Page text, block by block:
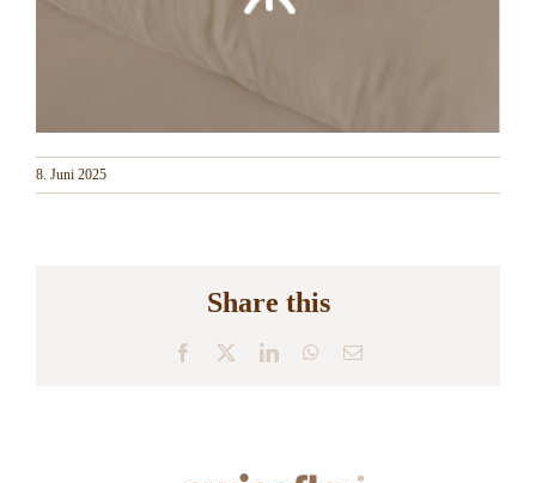
8. Juni 2025
Share this
Facebook LinkedInWhatsApp
E-